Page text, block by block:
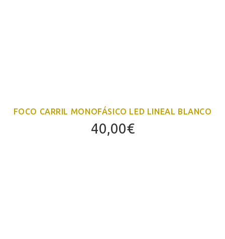
FOCO CARRIL MONOFÁSICO LED LINEAL BLANCO
40,00€